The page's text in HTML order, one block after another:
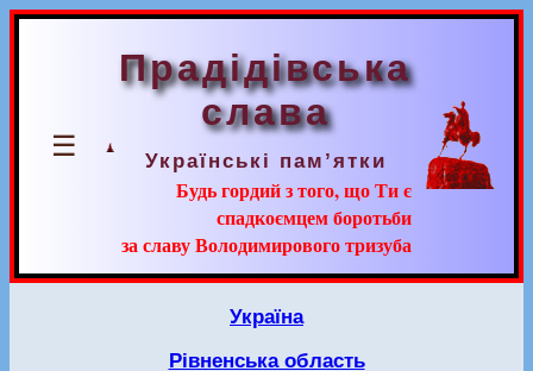
☰
Прадідівська
слава
Українські пам’ятки
Будь гордий з того, що Ти є
спадкоємцем боротьби
за славу Володимирового тризуба
Україна
Рівненська область